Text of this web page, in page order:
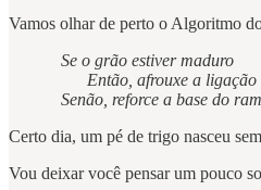
Vamos olhar de perto o Algoritmo
Se o grão estiver maduro
Então, afrouxe a ligação do
Senão, reforce a base do
Certo dia, um pé de trigo nasceu
Vou deixar você pensar um pouco